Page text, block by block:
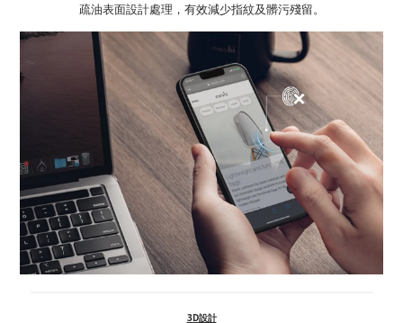
疏油表面設計處理，有效減少指紋及髒污殘留。
3D設計